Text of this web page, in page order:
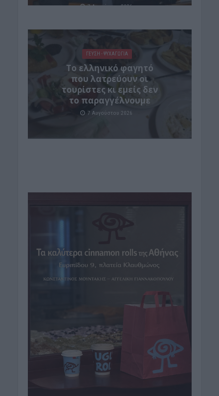
7 Αυγούστου 2026
ΓΕΎΣΗ - ΨΥΧΑΓΩΓΊΑ
Το ελληνικό φαγητό
που λατρεύουν οι
τουρίστες κι εμείς δεν
το παραγγέλνουμε
7 Αυγούστου 2026